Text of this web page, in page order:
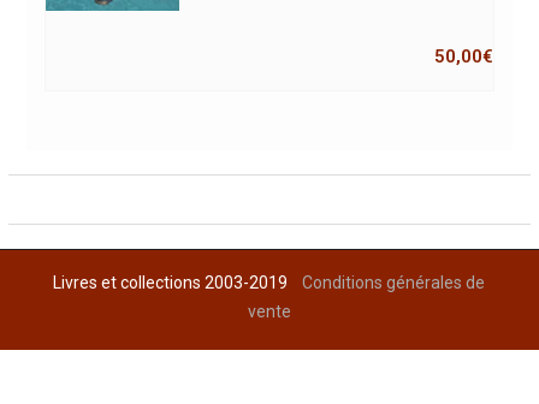
50,00€
Livres et collections 2003-2019Conditions générales de
vente